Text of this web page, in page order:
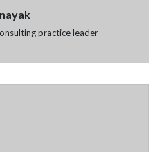
practice leader